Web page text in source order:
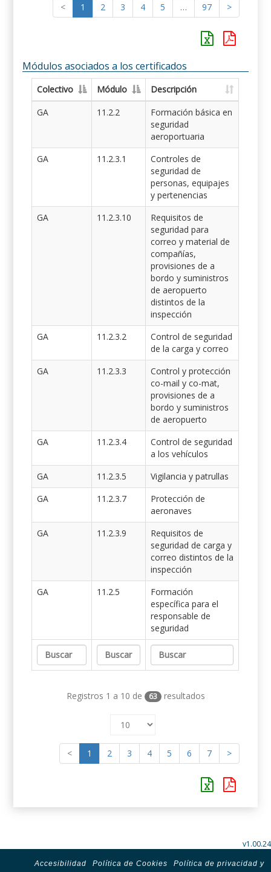
< 1 2 3 4 5 … 97 >
Módulos asociados a los certificados
Colectivo Módulo
Descripción
GA
11.2.2
Formación básica en
seguridad
aeroportuaria
GA
11.2.3.1
Controles de
seguridad de
personas, equipajes
y pertenencias
GA
11.2.3.10
Requisitos de
seguridad para
correo y material de
compañías,
provisiones de a
bordo y suministros
de aeropuerto
distintos de la
inspección
GA
11.2.3.2
Control de seguridad
de la carga y correo
GA
11.2.3.3
Control y protección
co-mail y co-mat,
provisiones de a
bordo y suministros
de aeropuerto
GA
11.2.3.4
Control de seguridad
a los vehículos
GA
11.2.3.5
Vigilancia y patrullas
GA
11.2.3.7
Protección de
aeronaves
GA
11.2.3.9
Requisitos de
seguridad de carga y
correo distintos de la
inspección
GA
11.2.5
Formación
específica para el
responsable de
seguridad
Registros 1 a 10 de 63 resultados
< 1 2 3 4 5 6 7 >
v1.00.24
Accesibilidad Política de Cookies
Política de privacidad y